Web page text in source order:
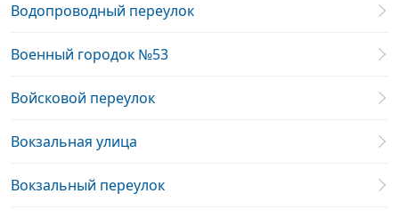
Водопроводный переулок
Военный городок №53
Войсковой переулок
Вокзальная улица
Вокзальный переулок